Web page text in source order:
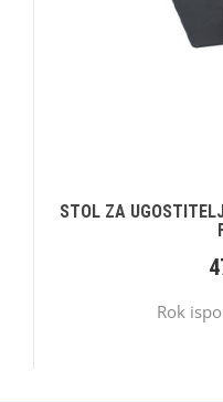
STOL ZA
Rok